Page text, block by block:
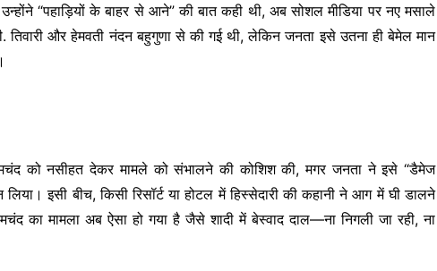
“पहाड़ियों के बाहर से आने” की बात कही थी, अब सोशल मीडिया पर नए मसाले
तिवारी और हेमवती नंदन बहुगुणा से की गई थी, लेकिन जनता इसे उतना ही बेमेल मान
।
को नसीहत देकर मामले को संभालने की कोशिश की, मगर जनता ने इसे “डैमेज
लिया। इसी बीच, किसी रिसॉर्ट या होटल में हिस्सेदारी की कहानी ने आग में घी डालने
का मामला अब ऐसा हो गया है जैसे शादी में बेस्वाद दाल—ना निगली जा रही, ना